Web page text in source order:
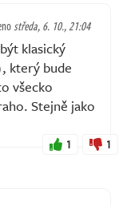
středa, 6. 10., 21:04
klasický
který bude
všecko
Stejně jako
1 1